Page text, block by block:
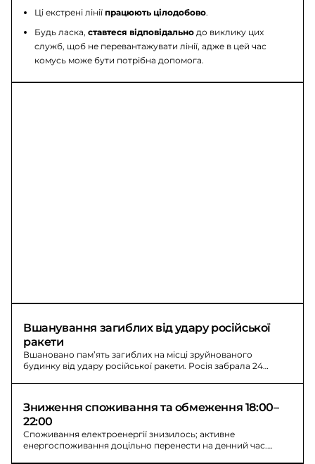
Ці екстрені лініїпрацюють цілодобово.
Будь ласка,ставтеся відповідально до виклику цих
служб, щоб не перевантажувати лінії, адже в цей час
комусь може бути потрібна допомога.
Вшанування загиблих від удару російської
ракети
Вшановано пам’ять загиблих на місці зруйнованого
будинку від удару російської ракети. Росія забрала 24
Зниження споживання та обмеження 18:00–
22:00
Споживання електроенергії знизилось; активне
енергоспоживання доцільно перенести на денний час.